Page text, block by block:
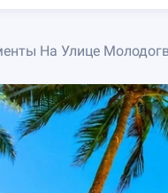
На Улице